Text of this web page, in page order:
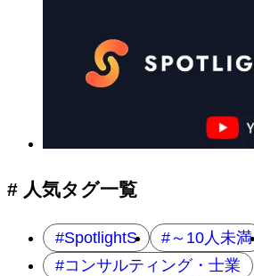
# 人気タグ一覧
SpotlightS ～10人未満
コンサルティング・士業